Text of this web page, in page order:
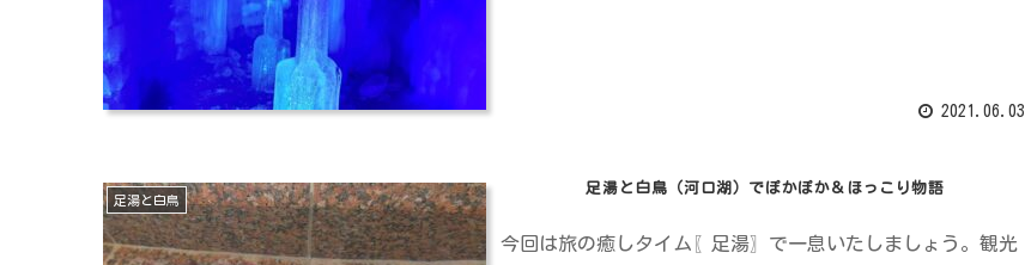
2021.06.03
足湯と白鳥
足湯と白鳥（河口湖）でぽかぽか＆ほっこり物語
今回は旅の癒しタイム〖足湯〗で一息いたしましょう。観光